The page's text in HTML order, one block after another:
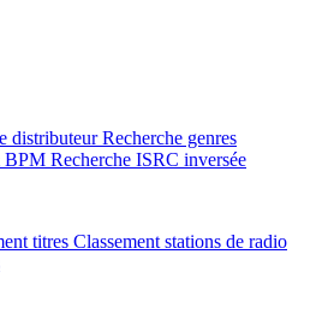
distributeur Recherche genres
BPM Recherche ISRC inversée
titres Classement stations de radio